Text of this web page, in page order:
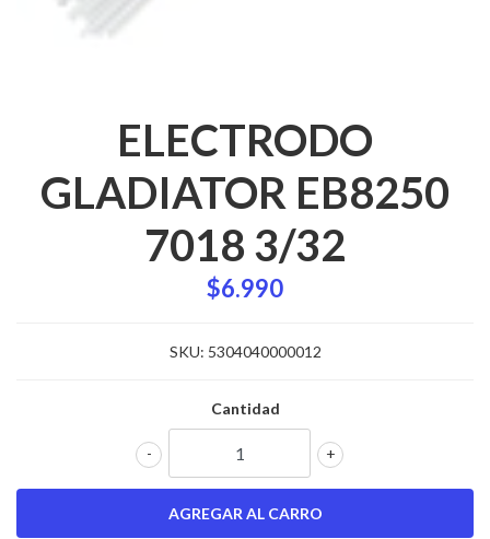
ELECTRODO
GLADIATOR EB8250
7018 3/32
$6.990
SKU: 5304040000012
Cantidad
+
-